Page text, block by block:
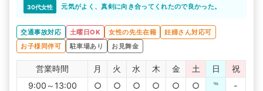
30代女性 元気がよく、真剣に向き合ってくれたので良かった。
交通事故対応 土曜日OK 女性の先生在籍
妊婦さん対応可
お子様同伴可
駐車場あり お見舞金
営業時間 月 火 水 木 金 土 日
祝
9:00～13:00
○ ○ ○ ○ ○ ○ ℡
-